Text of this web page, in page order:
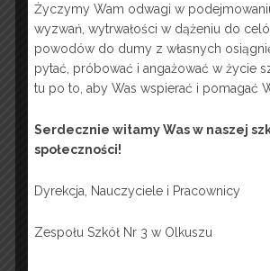
Życzymy Wam odwagi w
wyzwań, wytrwałości w dążeniu do
powodów do dumy z własnych
pytać, próbować i angażować w życie
tu po to, aby Was wspierać i pomagać
Serdecznie witamy Was w naszej
społeczności!
Dyrekcja, Nauczyciele i Pracownicy
Zespołu Szkół Nr 3 w Olkuszu